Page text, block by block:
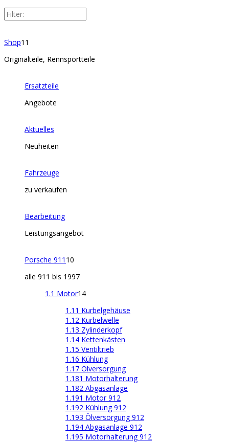
Shop11
Originalteile, Rennsportteile
Ersatzteile
Angebote
Aktuelles
Neuheiten
Fahrzeuge
zu verkaufen
Bearbeitung
Leistungsangebot
Porsche 911 10
alle 911 bis 1997
1.1 Motor14
1.11 Kurbelgehäuse
1.12 Kurbelwelle
1.13 Zylinderkopf
1.14 Kettenkästen
1.15 Ventiltrieb
1.16 Kühlung
1.17 Ölversorgung
1.181 Motorhalterung
1.182 Abgasanlage
1.191 Motor 912
1.192 Kühlung 912
1.193 Ölversorgung 912
1.194 Abgasanlage 912
1.195 Motorhalterung 912